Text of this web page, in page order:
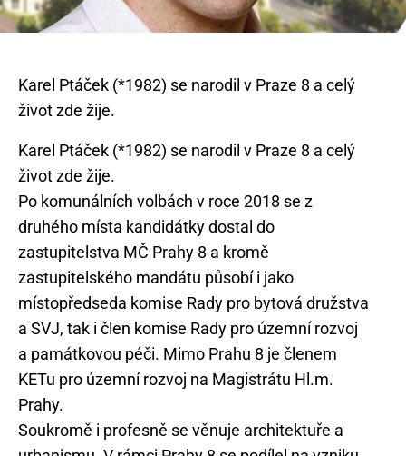
Karel Ptáček (*1982) se narodil v Praze 8 a celý
Karel Ptáček (*1982) se narodil v Praze 8 a celý
život zde žije.
Po komunálních volbách v roce 2018 se z
druhého místa kandidátky dostal do
zastupitelstva MČ Prahy 8 a kromě
zastupitelského mandátu působí i jako
místopředseda komise Rady pro bytová družstva
a SVJ, tak i člen komise Rady pro územní rozvoj
a památkovou péči. Mimo Prahu 8 je členem
KETu pro územní rozvoj na Magistrátu Hl.m.
Prahy.
Soukromě i profesně se věnuje architektuře a